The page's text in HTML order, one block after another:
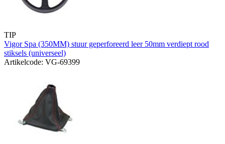
TIP
Vigor Spa (350MM) stuur geperforeerd leer 50mm verdiept rood
stiksels (universeel)
Artikelcode: VG-69399